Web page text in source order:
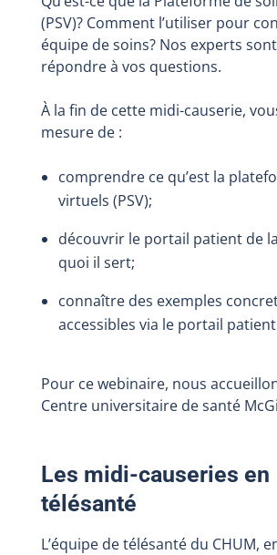
(PSV)? Comment l’utiliser pour
équipe de soins? Nos experts
répondre à vos questions.
À la fin de cette midi-causerie,
mesure de :
comprendre ce qu’est la
virtuels (PSV);
découvrir le portail patient de
quoi il sert;
connaître des exemples
accessibles via le portail
Pour ce webinaire, nous
Centre universitaire de santé
Les midi-causeries en
télésanté
L’équipe de télésanté du CHUM,